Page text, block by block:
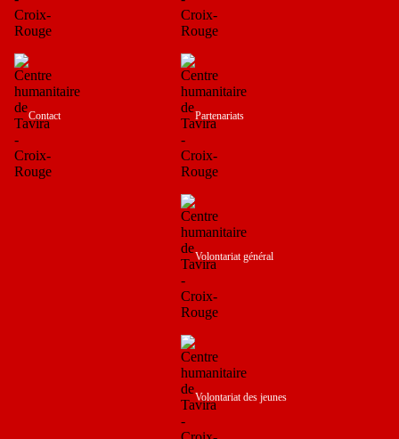
Contact Partenariats
Volontariat général
Volontariat des jeunes